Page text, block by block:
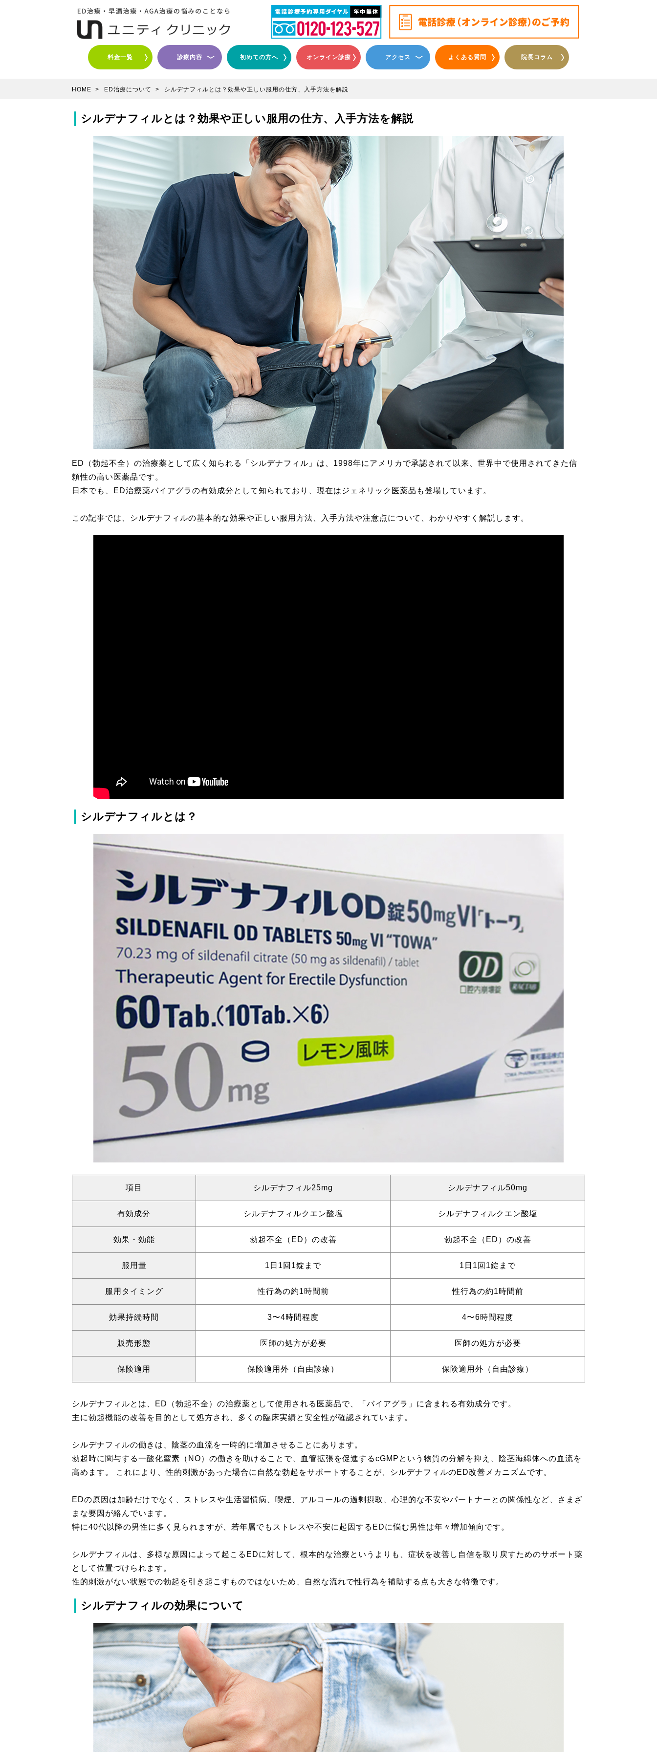
料金一覧 診療内容 初めての方へ オンライン診療 アクセス よくある質問 院長コラム
HOME > ED治療について > シルデナフィルとは？効果や正しい服用の仕方、入手方法を解説
シルデナフィルとは？効果や正しい服用の仕方、入手方法を解説
ED（勃起不全）の治療薬として広く知られる「シルデナフィル」は、1998年にアメリカで承認されて以来、世界中で使用されてきた信
頼性の高い医薬品です。
日本でも、ED治療薬バイアグラの有効成分として知られており、現在はジェネリック医薬品も登場しています。
この記事では、シルデナフィルの基本的な効果や正しい服用方法、入手方法や注意点について、わかりやすく解説します。
シルデナフィルとは？
項目 シルデナフィル25mg シルデナフィル50mg
有効成分 シルデナフィルクエン酸塩 シルデナフィルクエン酸塩
効果・効能 勃起不全（ED）の改善 勃起不全（ED）の改善
服用量 1日1回1錠まで 1日1回1錠まで
服用タイミング 性行為の約1時間前 性行為の約1時間前
効果持続時間 3〜4時間程度 4〜6時間程度
販売形態 医師の処方が必要 医師の処方が必要
保険適用 保険適用外（自由診療） 保険適用外（自由診療）
シルデナフィルとは、ED（勃起不全）の治療薬として使用される医薬品で、「バイアグラ」に含まれる有効成分です。
主に勃起機能の改善を目的として処方され、多くの臨床実績と安全性が確認されています。
シルデナフィルの働きは、陰茎の血流を一時的に増加させることにあります。
勃起時に関与する一酸化窒素（NO）の働きを助けることで、血管拡張を促進するcGMPという物質の分解を抑え、陰茎海綿体への血流を
高めます。 これにより、性的刺激があった場合に自然な勃起をサポートすることが、シルデナフィルのED改善メカニズムです。
EDの原因は加齢だけでなく、ストレスや生活習慣病、喫煙、アルコールの過剰摂取、心理的な不安やパートナーとの関係性など、さまざ
まな要因が絡んでいます。
特に40代以降の男性に多く見られますが、若年層でもストレスや不安に起因するEDに悩む男性は年々増加傾向です。
シルデナフィルは、多様な原因によって起こるEDに対して、根本的な治療というよりも、症状を改善し自信を取り戻すためのサポート薬
として位置づけられます。
性的刺激がない状態での勃起を引き起こすものではないため、自然な流れで性行為を補助する点も大きな特徴です。
シルデナフィルの効果について